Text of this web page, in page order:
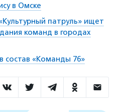
в Омске
патруль» ищет
команд в городах
состав «Команды 76»